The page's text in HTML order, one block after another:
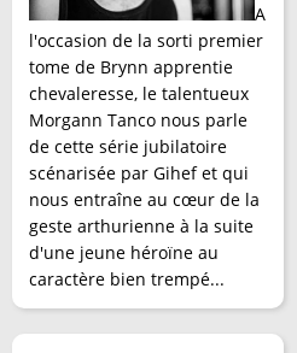
A
l'occasion de la sorti premier
tome de Brynn apprentie
chevaleresse, le talentueux
Morgann Tanco nous parle
de cette série jubilatoire
scénarisée par Gihef et qui
nous entraîne au cœur de la
geste arthurienne à la suite
d'une jeune héroïne au
caractère bien trempé...